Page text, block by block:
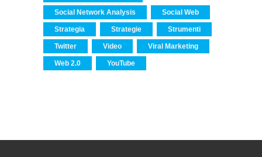
Social Network Analysis Social Web
Strategia Strategie Strumenti
Twitter Video Viral Marketing
Web 2.0 YouTube